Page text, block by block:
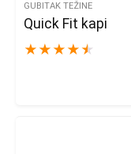
GUBITAK TEŽINE
Quick Fit kapi
★ ★ ★ ★ ★